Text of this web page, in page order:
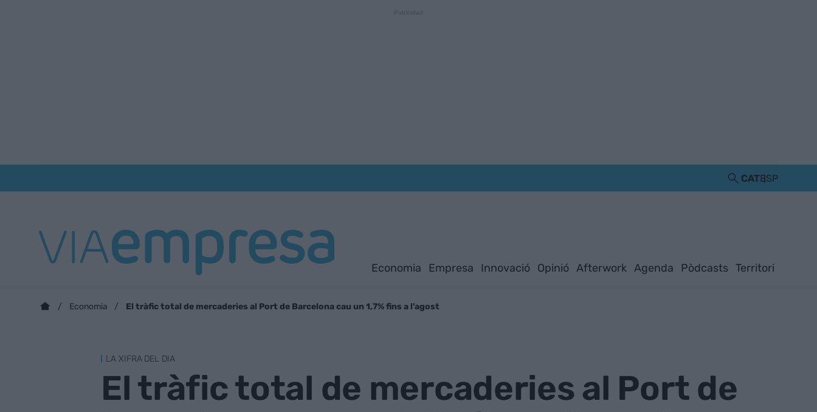
CATESP
Economia Empresa Innovació Opinió Afterwork Agenda Pòdcasts Territori
Economia El tràfic total de mercaderies al Port de Barcelona cau un 1,7% fins a l'agost
LA XIFRA DEL DIA
El tràfic total de mercaderies al Port de